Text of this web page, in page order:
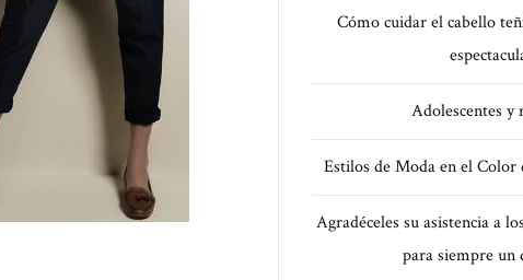
Cómo cuidar el cabello
Adolescentes y
Estilos de Moda en el Color
Agradéceles su asistencia a
para siempre un